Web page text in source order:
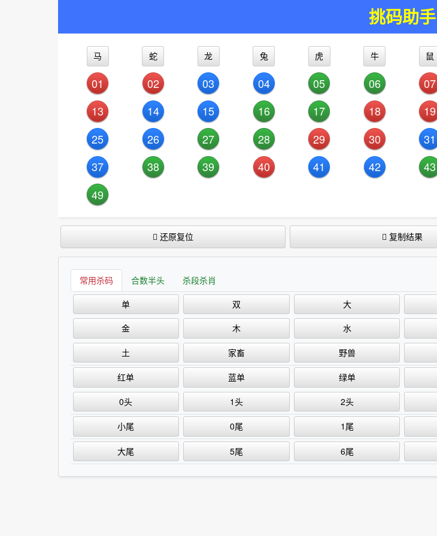
挑码助手
马 蛇 龙 兔 虎 牛 鼠
01 02 03 04 05 06 07
13
14 15 16 17 18 19
25
26 27 28 29 30 31
37
38 39 40 41 42 43
49
还原复位 复制结果
常用杀码 合数半头
杀段杀肖
单
双 大
金 木 水
土 家畜 野兽
红单 蓝单 绿单
0头 1头 2头
小尾 0尾 1尾
大尾 5尾 6尾